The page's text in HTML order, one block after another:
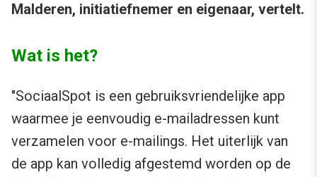
Malderen, initiatiefnemer en eigenaar, vertelt.
Wat is het?
"SociaalSpot is een gebruiksvriendelijke app
waarmee je eenvoudig e-mailadressen kunt
verzamelen voor e-mailings. Het uiterlijk van
de app kan volledig afgestemd worden op de